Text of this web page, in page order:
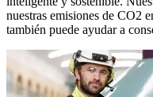
nuestras emisiones de CO2
también puede ayudar a